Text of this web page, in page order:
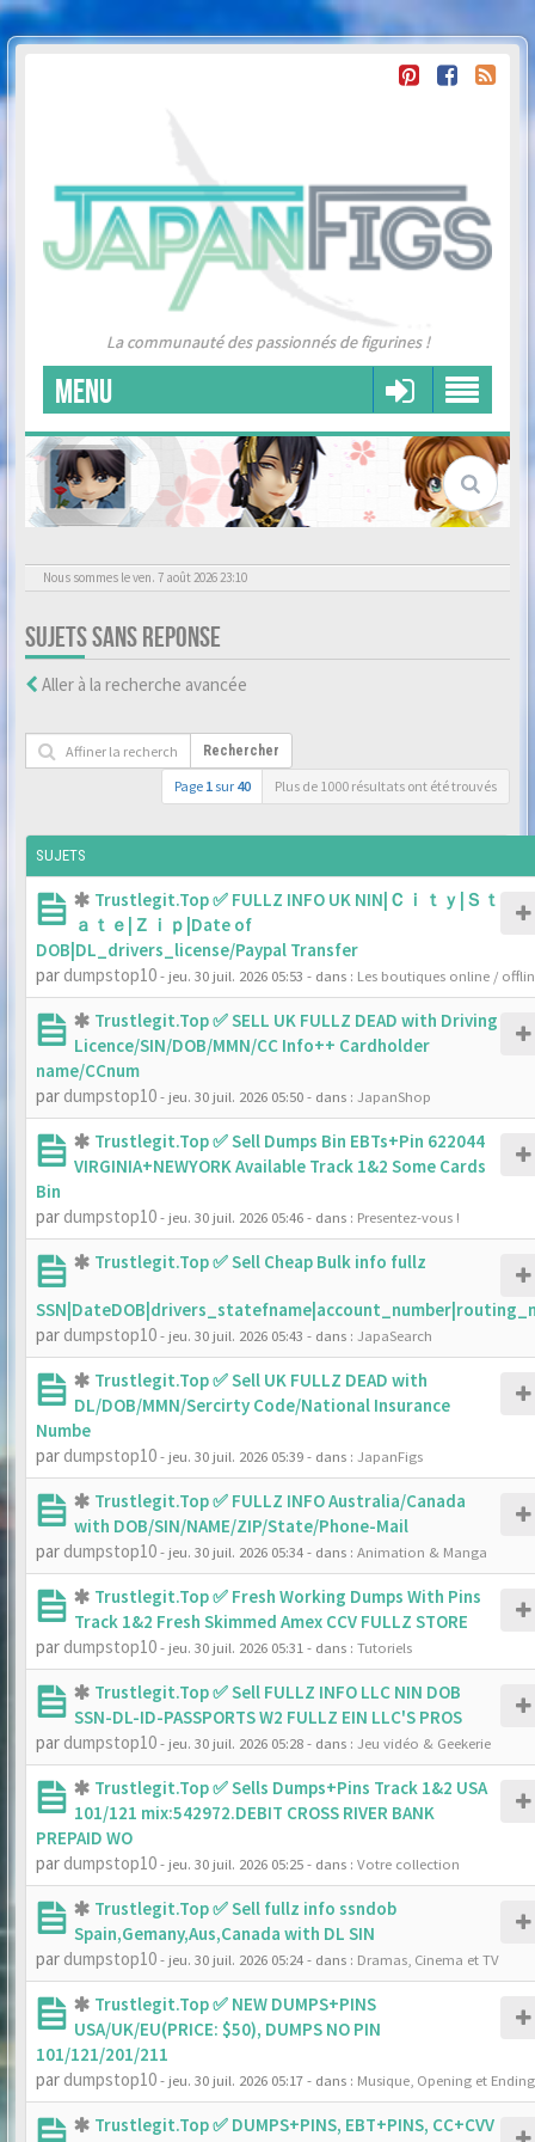
La communauté des passionnés de figurines !
MENU
Nous sommes le ven. 7 août 2026 23:10
SUJETS SANS REPONSE
Aller à la recherche avancée
Rechercher
Page 1 sur 40 Plus de 1000 résultats ont été trouvés
SUJETS
Trustlegit.Top ✅ FULLZ INFO UK NIN|Ｃｉｔｙ|Ｓｔ
ａｔｅ|Ｚｉｐ|Date of
DOB|DL_drivers_license/Paypal Transfer
par dumpstop10- jeu. 30 juil. 2026 05:53 - dans : Les boutiques online /
Trustlegit.Top ✅ SELL UK FULLZ DEAD with Driving
Licence/SIN/DOB/MMN/CC Info++ Cardholder
name/CCnum
par dumpstop10- jeu. 30 juil. 2026 05:50- dans : JapanShop
Trustlegit.Top ✅ Sell Dumps Bin EBTs+Pin 622044
VIRGINIA+NEWYORK Available Track 1&2 Some Cards
Bin
par dumpstop10- jeu. 30 juil. 2026 05:46- dans : Presentez-vous !
Trustlegit.Top ✅ Sell Cheap Bulk info fullz
par dumpstop10- jeu. 30 juil. 2026 05:43 - dans : JapaSearch
Trustlegit.Top ✅ Sell UK FULLZ DEAD with
DL/DOB/MMN/Sercirty Code/National Insurance
Numbe
par dumpstop10- jeu. 30 juil. 2026 05:39- dans : JapanFigs
Trustlegit.Top ✅ FULLZ INFO Australia/Canada
with DOB/SIN/NAME/ZIP/State/Phone-Mail
par dumpstop10- jeu. 30 juil. 2026 05:34- dans : Animation & Manga
Trustlegit.Top ✅ Fresh Working Dumps With Pins
Track 1&2 Fresh Skimmed Amex CCV FULLZ STORE
par dumpstop10- jeu. 30 juil. 2026 05:31 - dans : Tutoriels
Trustlegit.Top ✅ Sell FULLZ INFO LLC NIN DOB
SSN-DL-ID-PASSPORTS W2 FULLZ EIN LLC'S PROS
par dumpstop10- jeu. 30 juil. 2026 05:28- dans : Jeu vidéo & Geekerie
Trustlegit.Top ✅ Sells Dumps+Pins Track 1&2 USA
101/121 mix:542972.DEBIT CROSS RIVER BANK
PREPAID WO
par dumpstop10- jeu. 30 juil. 2026 05:25- dans : Votre collection
Trustlegit.Top ✅ Sell fullz info ssndob
Spain,Gemany,Aus,Canada with DL SIN
par dumpstop10- jeu. 30 juil. 2026 05:24- dans : Dramas, Cinema et TV
Trustlegit.Top ✅ NEW DUMPS+PINS
USA/UK/EU(PRICE: $50), DUMPS NO PIN
101/121/201/211
par dumpstop10- jeu. 30 juil. 2026 05:17- dans : Musique, Opening et Ending
Trustlegit.Top ✅ DUMPS+PINS, EBT+PINS, CC+CVV